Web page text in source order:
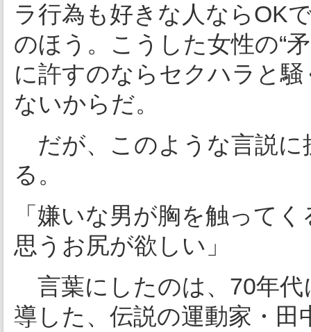
ラ行為も好きな人ならOK
のほう。こうした女性の“
に許すのならセクハラと
ないからだ。
だが、このような言説に
る。
「嫌いな男が胸を触って
思うお尻が欲しい」
言葉にしたのは、70年代
導した、伝説の運動家・